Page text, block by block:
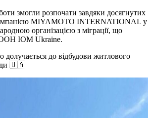
змогли розпочати завдяки досягнутих
MIYAMOTO INTERNATIONAL у
організацією з міграції, що
ООН ІОМ Ukraine.
долучається до відбудови житлового
🇺🇦